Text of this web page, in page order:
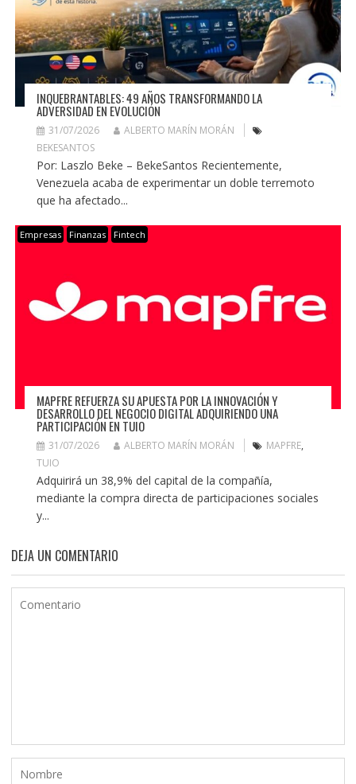
INQUEBRANTABLES: 49 AÑOS TRANSFORMANDO LA
ADVERSIDAD EN EVOLUCIÓN
31/07/2026
ALBERTO MARÍN MORÁN
BEKESANTOS
Por: Laszlo Beke – BekeSantos Recientemente,
Venezuela acaba de experimentar un doble terremoto
que ha afectado...
Empresas Finanzas Fintech
MAPFRE REFUERZA SU APUESTA POR LA INNOVACIÓN Y
DESARROLLO DEL NEGOCIO DIGITAL ADQUIRIENDO UNA
PARTICIPACIÓN EN TUIO
31/07/2026 ALBERTO MARÍN MORÁN MAPFRE,
TUIO
Adquirirá un 38,9% del capital de la compañía,
mediante la compra directa de participaciones sociales
y...
DEJA UN COMENTARIO